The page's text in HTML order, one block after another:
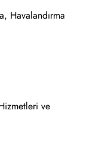
Havalandırma
ve